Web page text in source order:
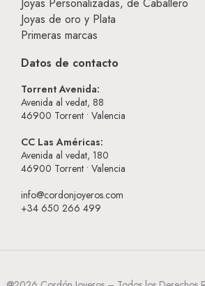
Joyas de oro y Plata
Primeras marcas
Datos de contacto
Torrent Avenida:
Avenida al vedat, 88
46900 Torrent • Valencia
CC Las Américas:
Avenida al vedat, 180
46900 Torrent • Valencia
info@cordonjoyeros.com
+34 650 266 499